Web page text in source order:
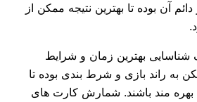
آن بوده تا بهترین نتیجه ممکن از
بهترین زمان و شرایط
به راند بازی و شرط بندی بوده تا
بهره مند باشند. شمارش کارت های